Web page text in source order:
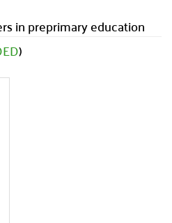
in preprimary education
)